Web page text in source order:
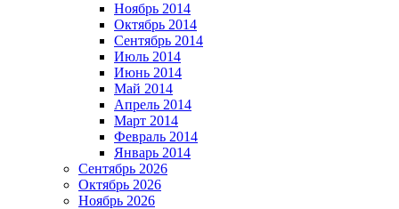
Ноябрь 2014
Октябрь 2014
Сентябрь 2014
Июль 2014
Июнь 2014
Май 2014
Апрель 2014
Март 2014
Февраль 2014
Январь 2014
Сентябрь 2026
Октябрь 2026
Ноябрь 2026